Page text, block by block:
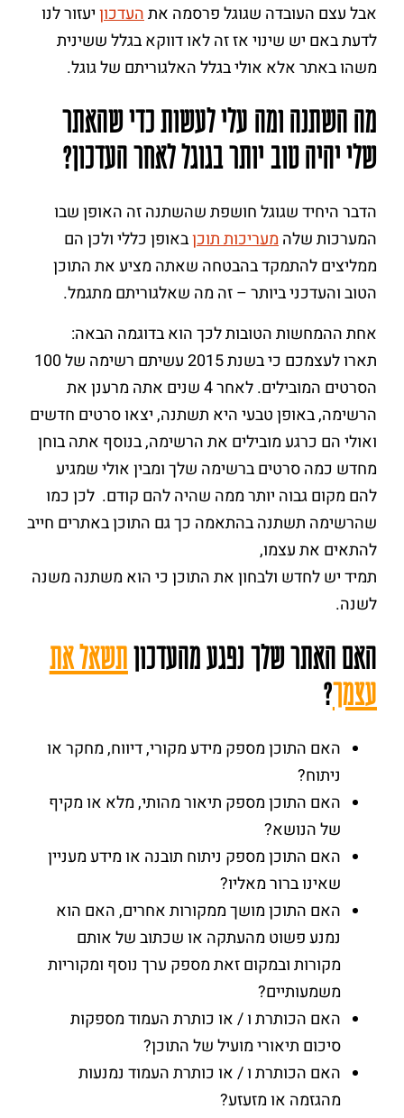
אבל עצם העובדה שגוגל פרסמה אתהעדכוןיעזור לנו
לדעת באם יש שינוי אז זה לאו דווקא בגלל ששינית
משהו באתר אלא אולי בגלל האלגוריתם של גוגל.
מה השתנה ומה עלי לעשות כדי שהאתר
שלי יהיה טוב יותר בגוגל לאחר העדכון?
הדבר היחיד שגוגל חושפת שהשתנה זה האופן שבו
המערכות שלהמעריכות תוכןבאופן כללי ולכן הם
ממליצים להתמקד בהבטחה שאתה מציע את התוכן
הטוב והעדכני ביותר – זה מה שאלגוריתם מתגמל.
אחת ההמחשות הטובות לכך הוא בדוגמה הבאה:
תארו לעצמכם כי בשנת 2015 עשיתם רשימה של 100
הסרטים המובילים. לאחר 4 שנים אתה מרענן את
הרשימה, באופן טבעי היא תשתנה, יצאו סרטים חדשים
ואולי הם כרגע מובילים את הרשימה, בנוסף אתה בוחן
מחדש כמה סרטים ברשימה שלך ומבין אולי שמגיע
להם מקום גבוה יותר ממה שהיה להם קודם. לכן כמו
שהרשימה תשתנה בהתאמה כך גם התוכן באתרים חייב
להתאים את עצמו,
תמיד יש לחדש ולבחון את התוכן כי הוא משתנה משנה
לשנה.
האם האתר שלך נפגע מהעדכוןתשאל את
עצמך?
האם התוכן מספק מידע מקורי, דיווח, מחקר או
ניתוח?
האם התוכן מספק תיאור מהותי, מלא או מקיף
של הנושא?
האם התוכן מספק ניתוח תובנה או מידע מעניין
שאינו ברור מאליו?
האם התוכן מושך ממקורות אחרים, האם הוא
נמנע פשוט מהעתקה או שכתוב של אותם
מקורות ובמקום זאת מספק ערך נוסף ומקוריות
משמעותיים?
האם הכותרת ו / או כותרת העמוד מספקות
סיכום תיאורי מועיל של התוכן?
האם הכותרת ו / או כותרת העמוד נמנעות
מהגזמה או מזעזע?